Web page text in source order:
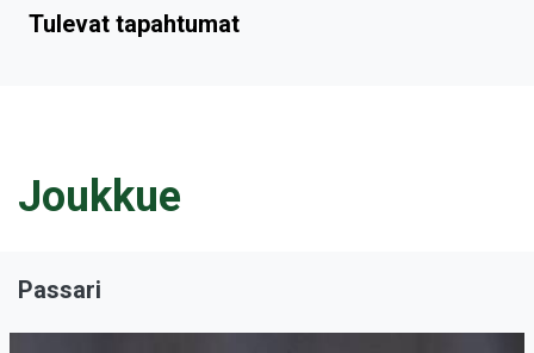
Tulevat tapahtumat
Joukkue
Passari